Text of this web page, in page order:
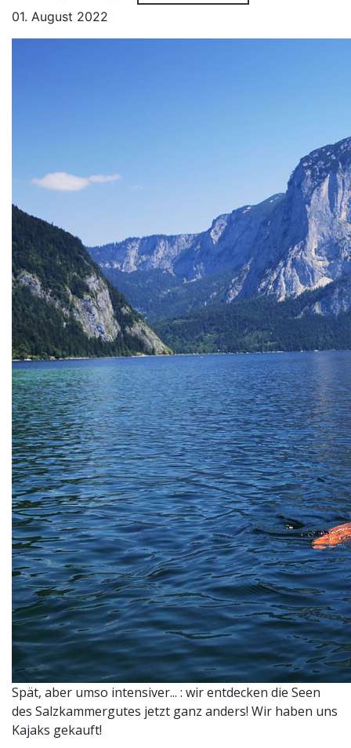
01. August 2022
Spät, aber umso intensiver... : wir entdecken die Seen
des Salzkammergutes jetzt ganz anders! Wir haben uns
Kajaks gekauft!